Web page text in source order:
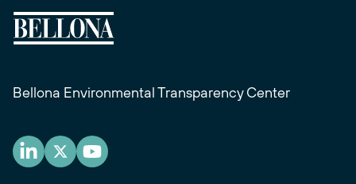
Bellona Environmental Transparency Center